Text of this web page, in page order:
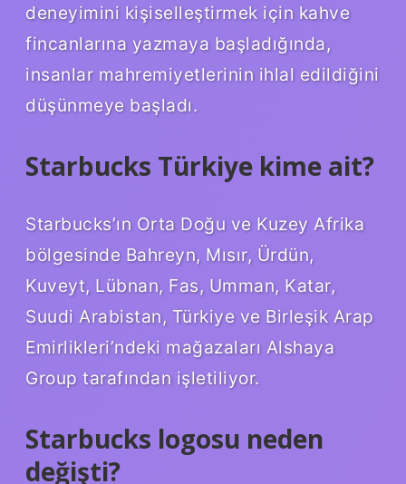
deneyimini kişiselleştirmek için kahve
fincanlarına yazmaya başladığında,
insanlar mahremiyetlerinin ihlal edildiğini
düşünmeye başladı.
Starbucks Türkiye kime ait?
Starbucks’ın Orta Doğu ve Kuzey Afrika
bölgesinde Bahreyn, Mısır, Ürdün,
Kuveyt, Lübnan, Fas, Umman, Katar,
Suudi Arabistan, Türkiye ve Birleşik Arap
Emirlikleri’ndeki mağazaları Alshaya
Group tarafından işletiliyor.
Starbucks logosu neden
değişti?